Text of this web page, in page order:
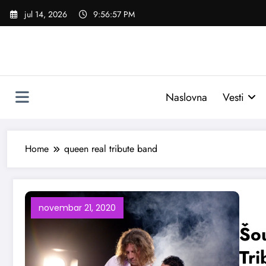
Skoči
jul 14, 2026 9:56:58 PM
Naslovna Vesti
Home queen real tribute band
novembar 21, 2020